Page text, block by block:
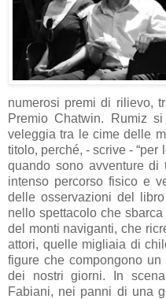
numerosi premi di rilievo,
Premio Chatwin. Rumiz
veleggia tra le cime delle
titolo, perché, - scrive -
quando sono avventure di
intenso percorso fisico e
delle osservazioni del
nello spettacolo che
del monti naviganti, che
attori, quelle migliaia di
figure che compongono
dei nostri giorni. In
Fabiani, nei panni di una